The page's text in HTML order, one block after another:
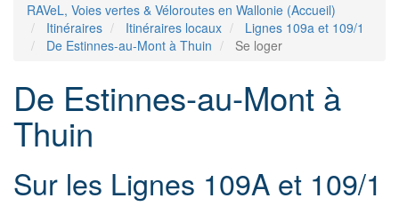
RAVeL, Voies vertes & Véloroutes en Wallonie (Accueil)
Itinéraires
Itinéraires locaux
Lignes 109a et 109/1
De Estinnes-au-Mont à Thuin
Se loger
De Estinnes-au-Mont à
Thuin
Sur les Lignes 109A et 109/1